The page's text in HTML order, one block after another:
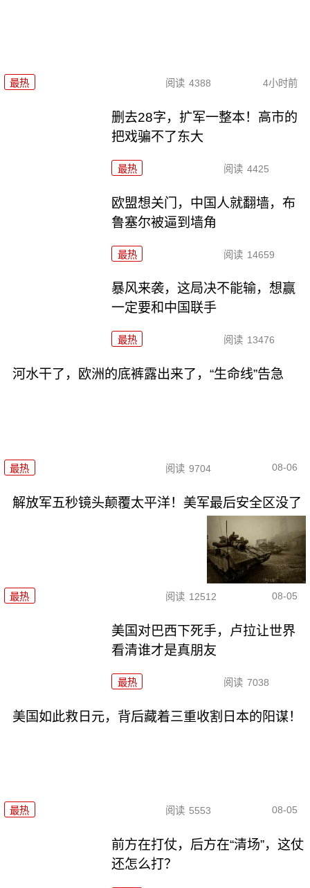
最热 阅读 4388 4小时前
删去28字，扩军一整本！高市的
把戏骗不了东大
最热 阅读 4425
欧盟想关门，中国人就翻墙，布
鲁塞尔被逼到墙角
最热 阅读 14659
暴风来袭，这局决不能输，想赢
一定要和中国联手
最热 阅读 13476
河水干了，欧洲的底裤露出来了，“生命线”告急
最热 阅读 9704 08-06
解放军五秒镜头颠覆太平洋！美军最后安全区没了
最热 阅读 12512 08-05
美国对巴西下死手，卢拉让世界
看清谁才是真朋友
最热 阅读 7038
美国如此救日元，背后藏着三重收割日本的阳谋！
最热 阅读 5553 08-05
前方在打仗，后方在“清场”，这仗
还怎么打？